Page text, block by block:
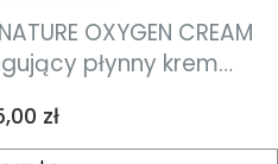
OXYGEN CREAM
płynny krem
zł